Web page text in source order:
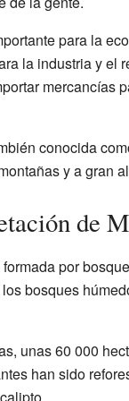
para la
la industria y el
mercancías
conocida
y a gran
de
por
bosques
unas 60 000
han sido